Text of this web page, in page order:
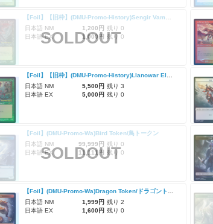
日本語 NM
1,200円 残り 0
日本語 EX
1,000円 残り 0
SOLDOUT
日本語 NM
5,500円 残り 3
日本語 EX
5,000円 残り 0
【Foil】(DMU-Promo-Wa)Bird Token/鳥トークン
日本語 NM
99,999円 残り 0
日本語 EX
11,111円 残り 0
SOLDOUT
日本語 NM
1,999円 残り 2
日本語 EX
1,600円 残り 0